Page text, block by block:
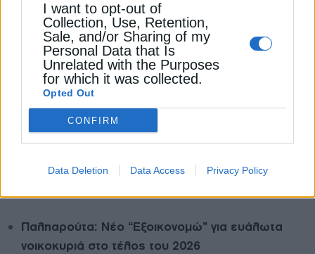
I want to opt-out of
Collection, Use, Retention,
Sale, and/or Sharing of my
Personal Data that Is
Unrelated with the Purposes
for which it was collected.
Opted Out
CONFIRM
Data Deletion Data Access Privacy Policy
συμμετοχή αφορά μικρό μέρος του κτιριακού
αποθέματος. Αντίθετα, σε μικρότερες πόλεις και
συγκεκριμένους δήμους, η ενεργειακή αναβάθμιση
αγγίζει μεγαλύτερο ποσοστό των κατοικιών και
αφήνει πιο ουσιαστικό αποτύπωμα. Εκεί, το
«Εξοικονομώ» παύει να είναι πρόγραμμα για λίγους
και αποκτά χαρακτηριστικά ευρύτερης, σχεδόν
μαζικής παρέμβασης.
Διαβάστε ακόμη
Παληαρούτα: Νέο “Εξοικονομώ” για ευάλωτα
νοικοκυριά στο τέλος του 2026